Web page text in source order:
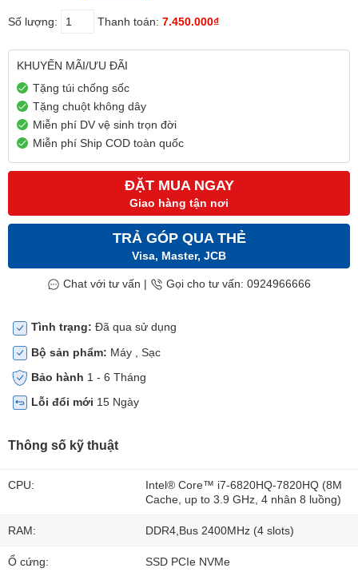
Số lượng: Thanh toán: 7.450.000₫
KHUYẾN MÃI/ƯU ĐÃI
Tặng túi chống sốc
Tặng chuột không dây
Miễn phí DV vệ sinh trọn đời
Miễn phí Ship COD toàn quốc
ĐẶT MUA NGAY
Giao hàng tận nơi
TRẢ GÓP QUA THẺ
Visa, Master, JCB
Chat với tư vấn | Gọi cho tư vấn: 0924966666
Tình trạng: Đã qua sử dụng
Bộ sản phẩm: Máy , Sạc
Bảo hành 1 - 6 Tháng
Lỗi đổi mới 15 Ngày
Thông số kỹ thuật
CPU:
Intel® Core™ i7-6820HQ-7820HQ (8M
Cache, up to 3.9 GHz, 4 nhân 8 luồng)
RAM: DDR4,Bus 2400MHz (4 slots)
Ổ cứng: SSD PCIe NVMe